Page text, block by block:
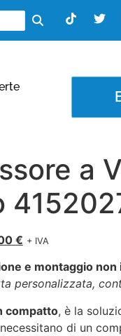
a
€ + IVA
e montaggio non
personalizzata,
compatto, è la
di un